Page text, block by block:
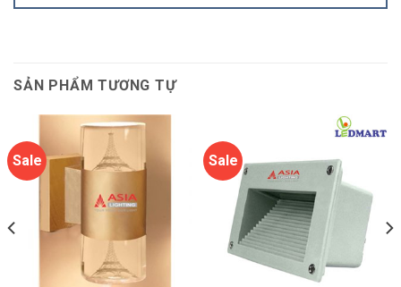
SẢN PHẨM TƯƠNG TỰ
Sale Sale